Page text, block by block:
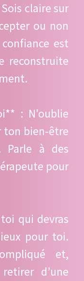
claire sur
ou non
est
reconstruite
: N'oublie
ton bien-être
Parle à des
pour
qui devras
pour toi.
et,
d’une